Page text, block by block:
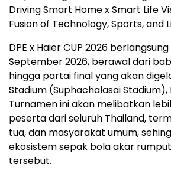
Driving Smart Home x Smart Life
Fusion of Technology, Sports, and
DPE x Haier CUP 2026
September 2026, berawal dari
hingga partai final yang akan
Stadium (Suphachalasai Stadium),
Turnamen ini akan melibatkan
peserta dari seluruh Thailand,
tua, dan masyarakat umum,
ekosistem sepak bola akar
tersebut.